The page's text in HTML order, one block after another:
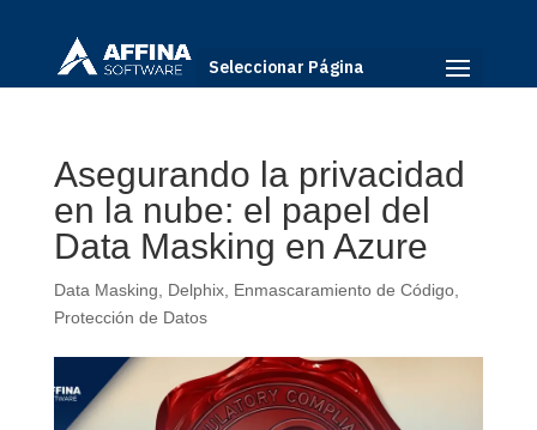
Seleccionar Página
Asegurando la privacidad
en la nube: el papel del
Data Masking en Azure
Data Masking Delphix, Enmascaramiento de Código,
Protección de Datos